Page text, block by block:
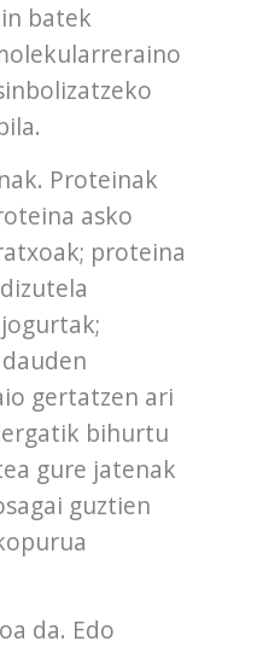
batek
Proteinak
asko
proteina
gertatzen ari
bihurtu
gure jatenak
guztien
da. Edo